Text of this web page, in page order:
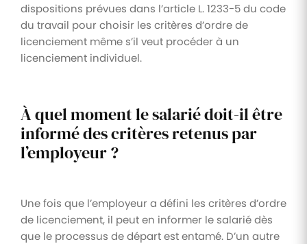
dispositions prévues dans l’article L. 1233-5 du code
du travail pour choisir les critères d’ordre de
licenciement même s’il veut procéder à un
licenciement individuel.
À quel moment le salarié doit-il être
informé des critères retenus par
l’employeur ?
Une fois que l’employeur a défini les critères d’ordre
de licenciement, il peut en informer le salarié dès
que le processus de départ est entamé. D’un autre